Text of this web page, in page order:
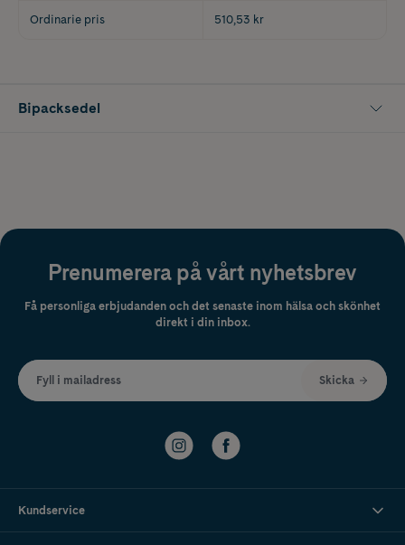
Ordinarie pris 510,53 kr
Bipacksedel
Prenumerera på vårt nyhetsbrev
Få personliga erbjudanden och det senaste inom hälsa och skönhet
direkt i din inbox.
Fyll i mailadress Skicka
Kundservice